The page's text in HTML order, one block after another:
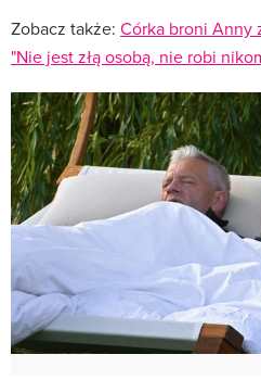
Zobacz także: Córka broni Anny
"Nie jest złą osobą, nie robi